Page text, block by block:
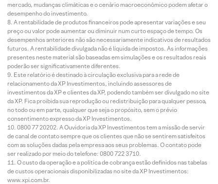
mercado, mudanças climáticas e o cenário macroeconômico podem afetar o
desempenho do investimento.
A rentabilidade de produtos financeiros pode apresentar variações e seu
preço ou valor pode aumentar ou diminuir num curto espaço de tempo. Os
desempenhos anteriores não são necessariamente indicativos de resultados
futuros. A rentabilidade divulgada não é líquida de impostos. As informações
presentes neste material são baseadas em simulações e os resultados reais
poderão ser significativamente diferentes.
Este relatório é destinado à circulação exclusiva para a rede de
relacionamento da XP Investimentos, incluindo assessores de
investimentos da XP e clientes da XP, podendo também ser divulgado no site
da XP. Fica proibida sua reprodução ou redistribuição para qualquer pessoa,
no todo ou em parte, qualquer que seja o propósito, sem o prévio
consentimento expresso da XP Investimentos.
0800 77 20202. A Ouvidoria da XP Investimentos tem a missão de servir
de canal de contato sempre que os clientes que não se sentirem satisfeitos
com as soluções dadas pela empresa aos seus problemas. O contato pode
ser realizado por meio do telefone: 0800 722 3710.
O custo da operação e a política de cobrança estão definidos nas tabelas
de custos operacionais disponibilizadas no site da XP Investimentos:
www.xpi.com.br.